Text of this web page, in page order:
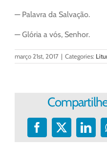
— Palavra da Salvação.
— Glória a vós, Senhor.
março 21st, 2017 | Categories:
Facebook
X